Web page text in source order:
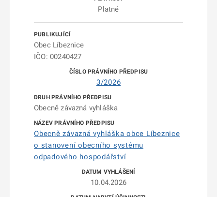
Platné
Obec Líbeznice
IČO: 00240427
3/2026
Obecně závazná vyhláška
Obecně závazná vyhláška obce Líbeznice
o stanovení obecního systému
odpadového hospodářství
10.04.2026